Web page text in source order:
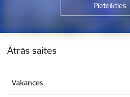
Kājene
Ātrās saites
Vakances